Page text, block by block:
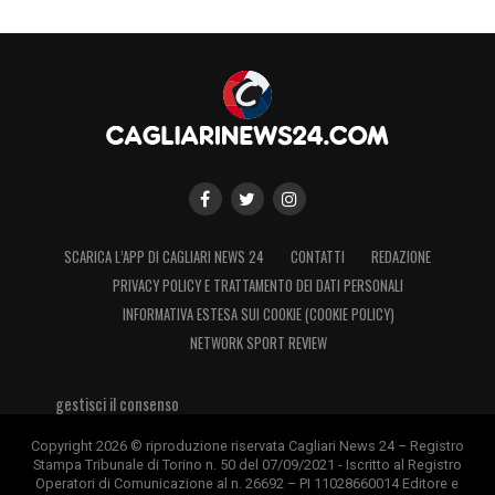
SCARICA L’APP DI CAGLIARI NEWS 24 CONTATTI
REDAZIONE
PRIVACY POLICY E TRATTAMENTO DEI DATI PERSONALI
INFORMATIVA ESTESA SUI COOKIE (COOKIE POLICY)
NETWORK SPORT REVIEW
gestisci il consenso
Copyright 2026 © riproduzione riservata Cagliari News 24 – Registro
Stampa Tribunale di Torino n. 50 del 07/09/2021 - Iscritto al Registro
Operatori di Comunicazione al n. 26692 – PI 11028660014 Editore e